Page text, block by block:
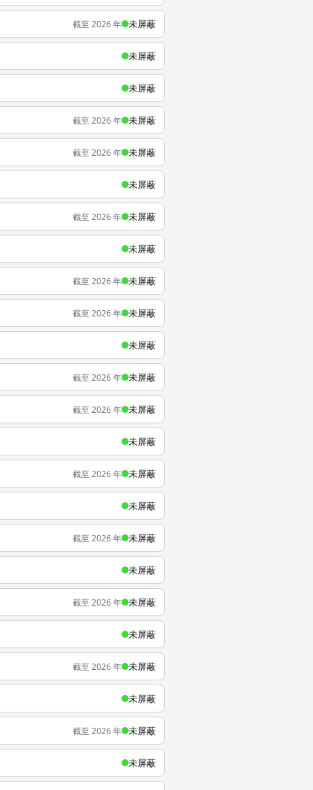
截至 2026 年 未屏蔽
未屏蔽
未屏蔽
截至 2026 年 未屏蔽
截至 2026 年 未屏蔽
未屏蔽
截至 2026 年 未屏蔽
未屏蔽
截至 2026 年 未屏蔽
截至 2026 年 未屏蔽
未屏蔽
截至 2026 年 未屏蔽
截至 2026 年 未屏蔽
未屏蔽
截至 2026 年 未屏蔽
未屏蔽
截至 2026 年 未屏蔽
未屏蔽
截至 2026 年 未屏蔽
未屏蔽
截至 2026 年 未屏蔽
未屏蔽
截至 2026 年 未屏蔽
未屏蔽